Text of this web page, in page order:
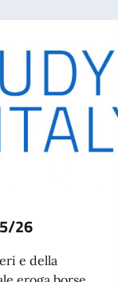
26
e della